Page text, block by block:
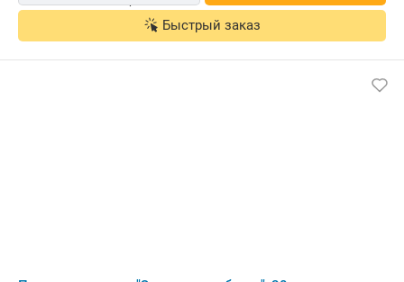
Быстрый заказ